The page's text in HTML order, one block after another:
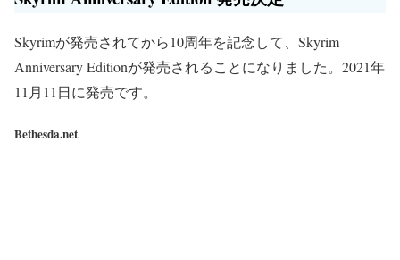
Skyrimが発売されてから10周年を記念して、Skyrim
Anniversary Editionが発売されることになりました。2021年
11月11日に発売です。
Bethesda.net